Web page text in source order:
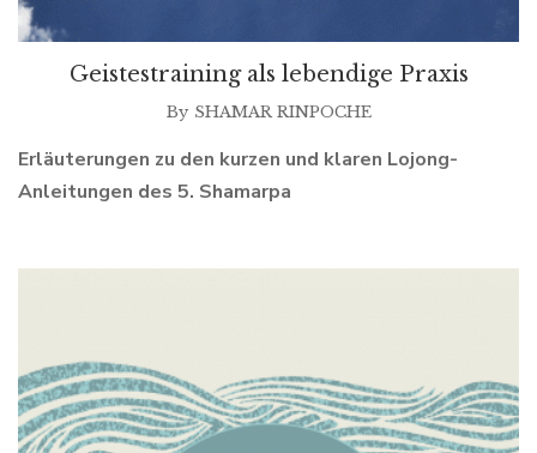
Geistestraining als lebendige Praxis
By SHAMAR RINPOCHE
Erläuterungen zu den kurzen und klaren Lojong-
Anleitungen des 5. Shamarpa